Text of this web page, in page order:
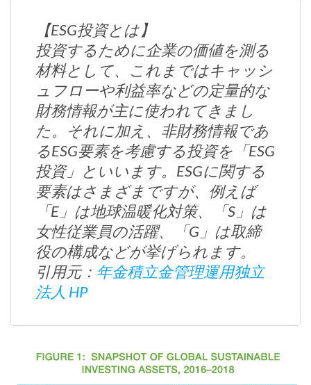
【ESG投資とは】
投資するために企業の価値を測る
材料として、これまではキャッシ
ュフローや利益率などの定量的な
財務情報が主に使われてきまし
た。それに加え、非財務情報であ
るESG要素を考慮する投資を「ESG
投資」といいます。ESGに関する
要素はさまざまですが、例えば
「E」は地球温暖化対策、「S」は
女性従業員の活躍、「G」は取締
役の構成などが挙げられます。
引用元： 年金積立金管理運用独立
法人 HP